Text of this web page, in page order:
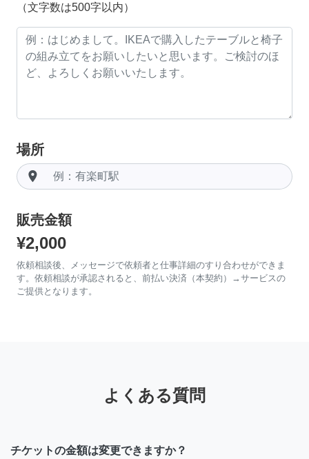
（文字数は500字以内）
場所
room
販売金額
¥2,000
依頼相談後、メッセージで依頼者と仕事詳細のすり合わせができま
す。依頼相談が承認されると、前払い決済（本契約）→サービスの
ご提供となります。
よくある質問
チケットの金額は変更できますか？